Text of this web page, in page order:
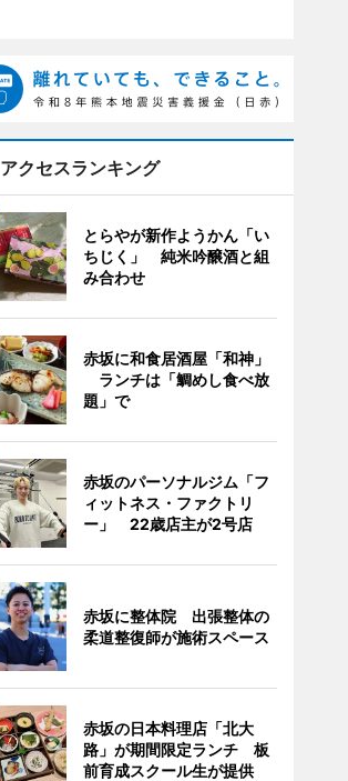
アクセスランキング
とらやが新作ようかん「い
ちじく」 純米吟醸酒と組
み合わせ
赤坂に和食居酒屋「和神」
ランチは「鯛めし食べ放
題」で
赤坂のパーソナルジム「フ
ィットネス・ファクトリ
ー」 22歳店主が2号店
赤坂に整体院 出張整体の
柔道整復師が施術スペース
赤坂の日本料理店「北大
路」が期間限定ランチ 板
前育成スクール生が提供